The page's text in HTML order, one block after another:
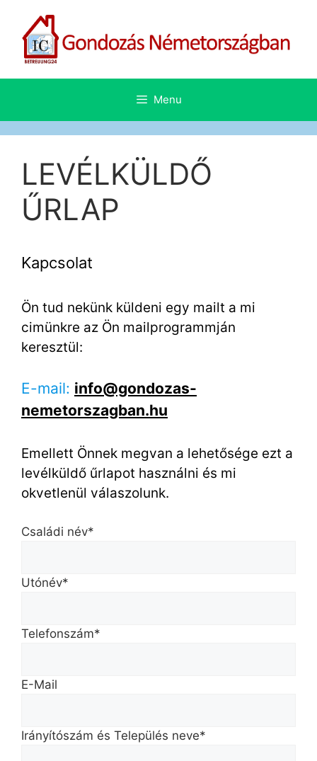
content
Menu
LEVÉLKÜLDŐ
ŰRLAP
Kapcsolat
Ön tud nekünk küldeni egy mailt a mi
cimünkre az Ön mailprogrammján
keresztül:
E-mail: info@gondozas-
nemetorszagban.hu
Emellett Önnek megvan a lehetősége ezt a
levélküldő űrlapot használni és mi
okvetlenül válaszolunk.
Családi név*
Utónév*
Telefonszám*
E-Mail
Irányítószám és Település neve*